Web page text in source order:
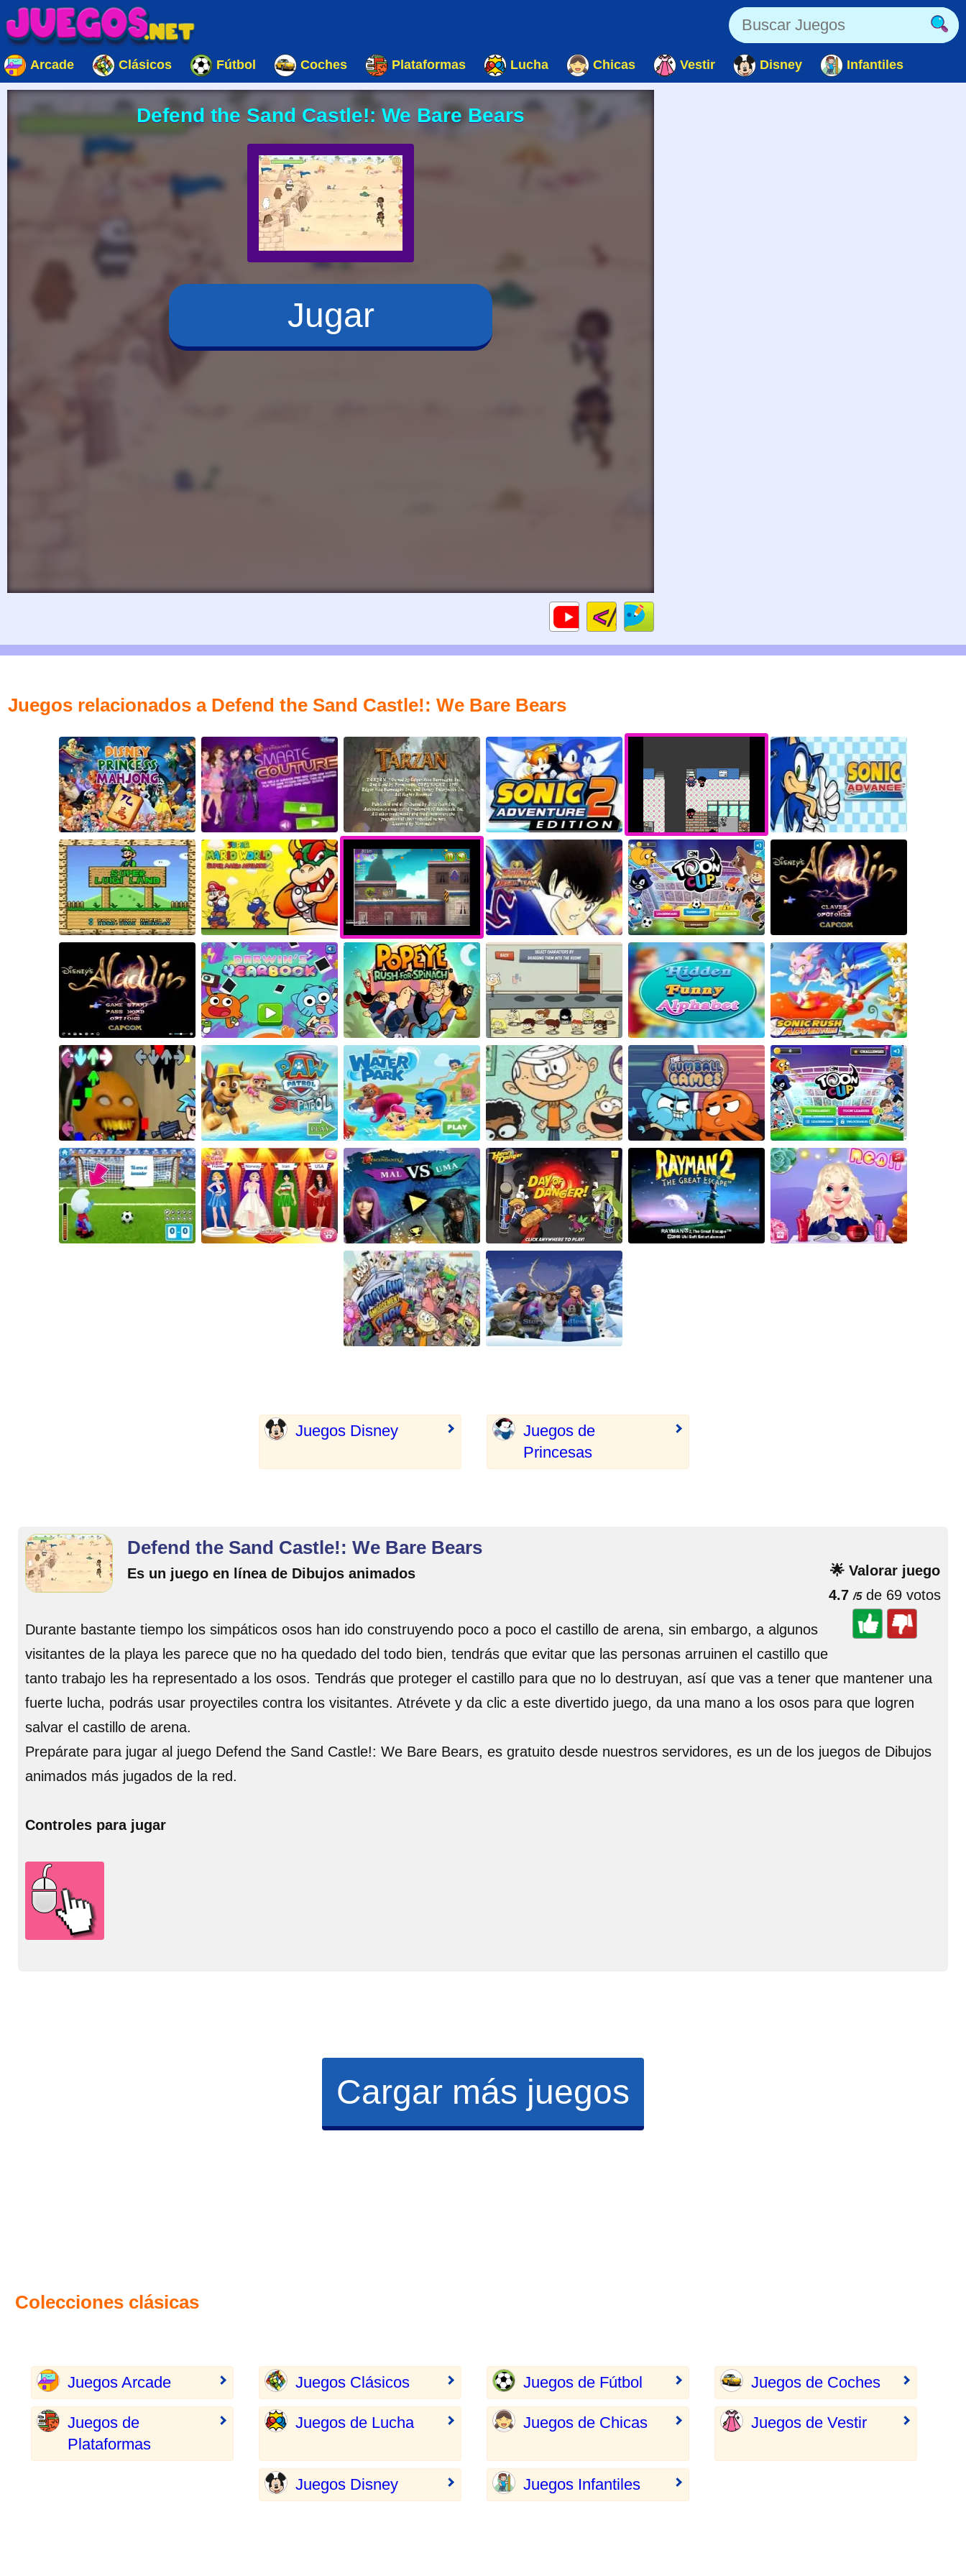
Arcade Clásicos Fútbol Coches Plataformas Lucha Chicas Vestir Disney Infantiles
Defend the Sand Castle!: We Bare Bears
Jugar
Code
HTML
Gameplays
Juegos relacionados a Defend the Sand Castle!: We Bare Bears
Juegos Disney
Juegos de
Princesas
🌟 Valorar juego
4.7 /5de 69 votos
Defend the Sand Castle!: We Bare Bears
Es un juego en línea de Dibujos animados
Durante bastante tiempo los simpáticos osos han ido construyendo poco a poco el castillo de arena, sin embargo, a algunos
visitantes de la playa les parece que no ha quedado del todo bien, tendrás que evitar que las personas arruinen el castillo que
tanto trabajo les ha representado a los osos. Tendrás que proteger el castillo para que no lo destruyan, así que vas a tener que mantener una
fuerte lucha, podrás usar proyectiles contra los visitantes. Atrévete y da clic a este divertido juego, da una mano a los osos para que logren
salvar el castillo de arena.
Prepárate para jugar al juego Defend the Sand Castle!: We Bare Bears, es gratuito desde nuestros servidores, es un de los juegos de Dibujos
animados más jugados de la red.
Controles para jugar
Cargar más juegos
Colecciones clásicas
Juegos Arcade Juegos Clásicos Juegos de Fútbol Juegos de Coches
Juegos de
Plataformas
Juegos de Lucha Juegos de Chicas Juegos de Vestir
Juegos Disney Juegos Infantiles